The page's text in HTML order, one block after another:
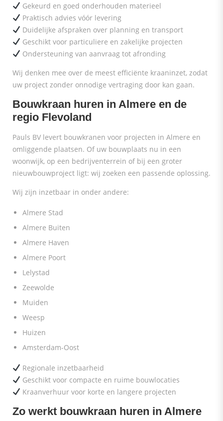
Gekeurd en goed onderhouden materieel
Praktisch advies vóór levering
Duidelijke afspraken over planning en transport
Geschikt voor particuliere en zakelijke projecten
Ondersteuning van aanvraag tot afronding
Wij denken mee over de meest efficiënte kraaninzet, zodat
uw project zonder onnodige vertraging door kan gaan.
Bouwkraan huren in Almere en de
regio Flevoland
Pauls BV levert bouwkranen voor projecten in Almere en
omliggende plaatsen. Of uw bouwplaats nu in een
woonwijk, op een bedrijventerrein of bij een groter
nieuwbouwproject ligt: wij zoeken een passende oplossing.
Wij zijn inzetbaar in onder andere:
Almere Stad
Almere Buiten
Almere Haven
Almere Poort
Lelystad
Zeewolde
Muiden
Weesp
Huizen
Amsterdam-Oost
Regionale inzetbaarheid
Geschikt voor compacte en ruime bouwlocaties
Kraanverhuur voor korte en langere projecten
Zo werkt bouwkraan huren in Almere